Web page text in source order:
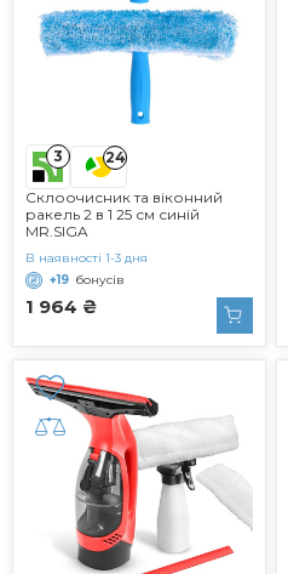
3 24
Склоочисник та віконний
ракель 2 в 1 25 см синій
MR.SIGA
1 964 ₴
В наявності 1-3 дня
+19 бонусів